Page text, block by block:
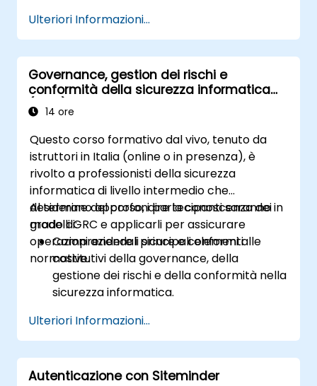
Ulteriori Informazioni...
Governance, gestion dei rischi e
conformità della sicurezza informatica
(GRC)14 ore
Questo corso formativo dal vivo, tenuto da
istruttori in Italia (online o in presenza), è
rivolto a professionisti della sicurezza
informatica di livello intermedio che
desiderano approfondire la conoscenza dei
modelli GRC e applicarli per assicurare
operazioni aziendali sicure e conformi alle
normative.
Al termine del corso, i partecipanti saranno in
grado di:
Comprendere i principali elementi
costitutivi della governance, della
gestione dei rischi e della conformità nella
sicurezza informatica.
strategie efficaci per la loro mitigazione.
Attuare misure di conformità e gestire
correttamente le esigenze normative.
Elaborare ed applicare politiche e
Ulteriori Informazioni...
Autenticazione con Siteminder